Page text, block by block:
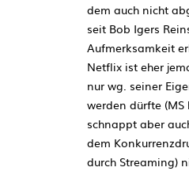
dem auch nicht
seit Bob Igers
Aufmerksamkeit
Netflix ist eher
nur wg. seiner
werden dürfte
schnappt aber
dem
durch Streaming)